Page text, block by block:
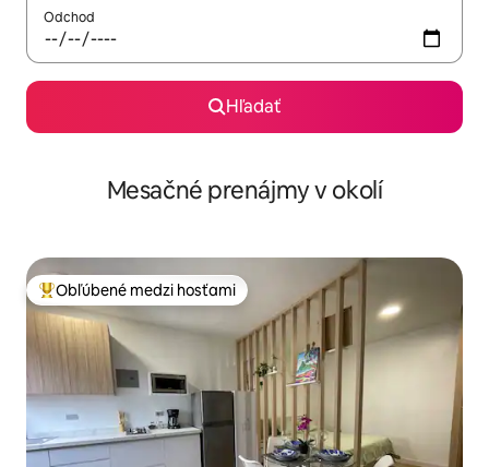
Odchod
Hľadať
Mesačné prenájmy v okolí
Najobľúbenejšie medzi hosťami
Obľúbené medzi hosťami